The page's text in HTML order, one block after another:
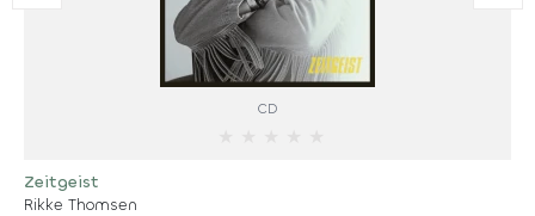
CD
Zeitgeist
Rikke Thomsen